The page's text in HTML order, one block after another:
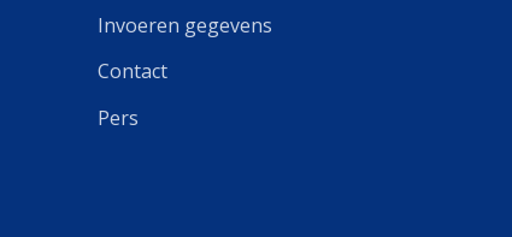
Invoeren gegevens
Contact
Pers